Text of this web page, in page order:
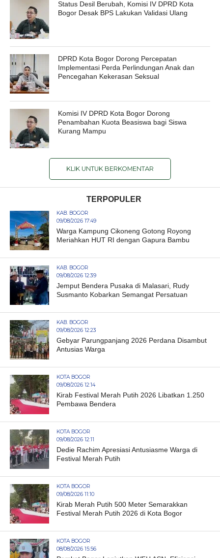
Status Desil Berubah, Komisi IV DPRD Kota
Bogor Desak BPS Lakukan Validasi Ulang
DPRD Kota Bogor Dorong Percepatan
Implementasi Perda Perlindungan Anak dan
Pencegahan Kekerasan Seksual
Komisi IV DPRD Kota Bogor Dorong
Penambahan Kuota Beasiswa bagi Siswa
Kurang Mampu
KLIK UNTUK BERKOMENTAR
TERPOPULER
KAB. BOGOR
09/08/2026 17:49
Warga Kampung Cikoneng Gotong Royong
Meriahkan HUT RI dengan Gapura Bambu
KAB. BOGOR
09/08/2026 12:39
Jemput Bendera Pusaka di Malasari, Rudy
Susmanto Kobarkan Semangat Persatuan
KAB. BOGOR
09/08/2026 12:23
Gebyar Parungpanjang 2026 Perdana Disambut
Antusias Warga
KOTA BOGOR
09/08/2026 12:14
Kirab Festival Merah Putih 2026 Libatkan 1.250
Pembawa Bendera
KOTA BOGOR
09/08/2026 12:11
Dedie Rachim Apresiasi Antusiasme Warga di
Festival Merah Putih
KOTA BOGOR
09/08/2026 11:10
Kirab Merah Putih 500 Meter Semarakkan
Festival Merah Putih 2026 di Kota Bogor
KOTA BOGOR
08/08/2026 15:56